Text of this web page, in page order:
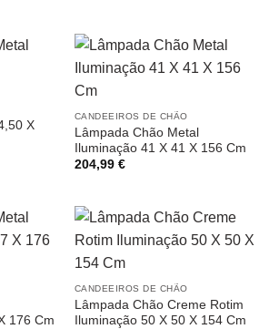
X
CANDEEIROS DE CHÃO
Lâmpada Chão Metal
Iluminação 41 X 41 X 156 Cm
204,99 €
176 Cm
CANDEEIROS DE CHÃO
Lâmpada Chão Creme Rotim
Iluminação 50 X 50 X 154 Cm